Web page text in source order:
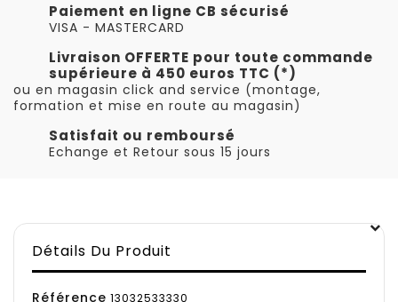
Paiement en ligne CB sécurisé
VISA - MASTERCARD
Livraison OFFERTE pour toute commande
supérieure à 450 euros TTC (*)
ou en magasin click and service (montage,
formation et mise en route au magasin)
Satisfait ou remboursé
Echange et Retour sous 15 jours
Détails Du Produit
Référence 13032533330